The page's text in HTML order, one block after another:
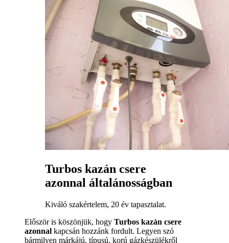
Turbos kazán csere
azonnal általánosságban
Kiváló szakértelem, 20 év tapasztalat.
Először is köszönjük, hogy Turbos kazán csere
azonnal kapcsán hozzánk fordult. Legyen szó
bármilyen márkájú, típusú, korú gázkészülékről